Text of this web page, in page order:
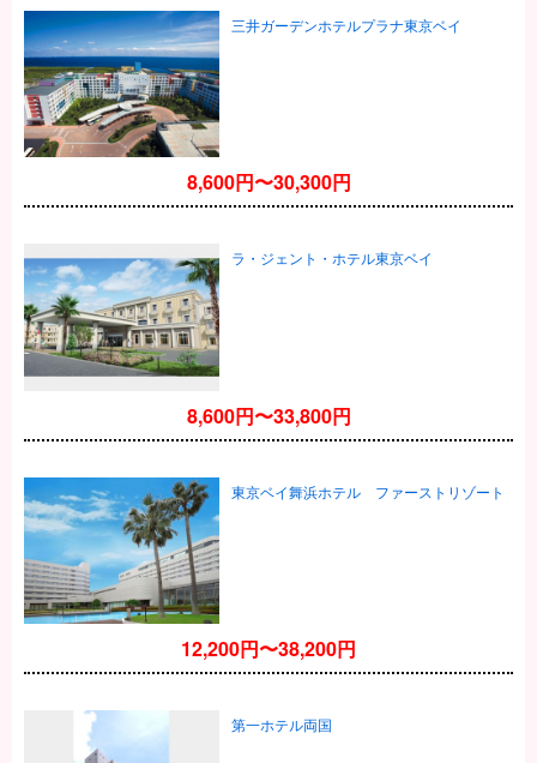
三井ガーデンホテルプラナ東京ベイ
8,600円〜30,300円
ラ・ジェント・ホテル東京ベイ
8,600円〜33,800円
東京ベイ舞浜ホテル ファーストリゾート
12,200円〜38,200円
第一ホテル両国